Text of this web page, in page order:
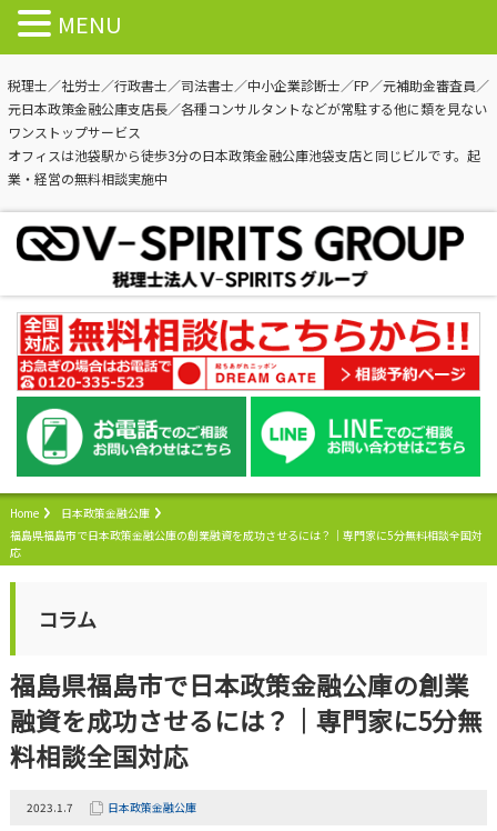
税理士／社労士／行政書士／司法書士／中小企業診断士／FP／元補助金審査員／
元日本政策金融公庫支店長／各種コンサルタントなどが常駐する他に類を見ない
ワンストップサービス
オフィスは池袋駅から徒歩3分の日本政策金融公庫池袋支店と同じビルです。起
業・経営の無料相談実施中
Home
日本政策金融公庫
福島県福島市で日本政策金融公庫の創業融資を成功させるには？｜専門家に5分無料相談全国対
応
コラム
福島県福島市で日本政策金融公庫の創業
融資を成功させるには？｜専門家に5分無
料相談全国対応
2023.1.7 日本政策金融公庫
MENU